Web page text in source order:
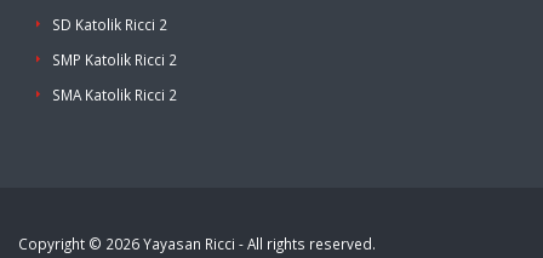
SD Katolik Ricci 2
SMP Katolik Ricci 2
SMA Katolik Ricci 2
Copyright © 2026 Yayasan Ricci - All rights reserved.